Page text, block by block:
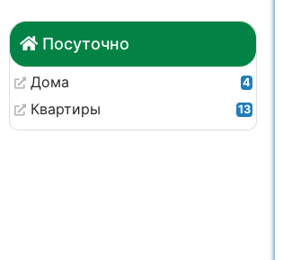
Посуточно
Дома 4
Квартиры 13